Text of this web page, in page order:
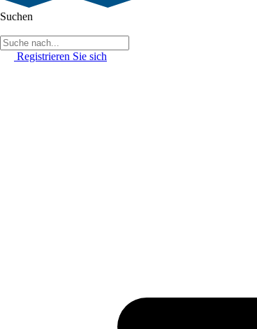
Suchen
Registrieren Sie sich